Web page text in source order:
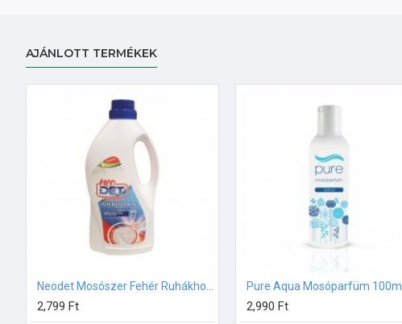
AJÁNLOTT TERMÉKEK
2,799 Ft
Pure Aqua Mosóparfüm 100ml
2,990 Ft